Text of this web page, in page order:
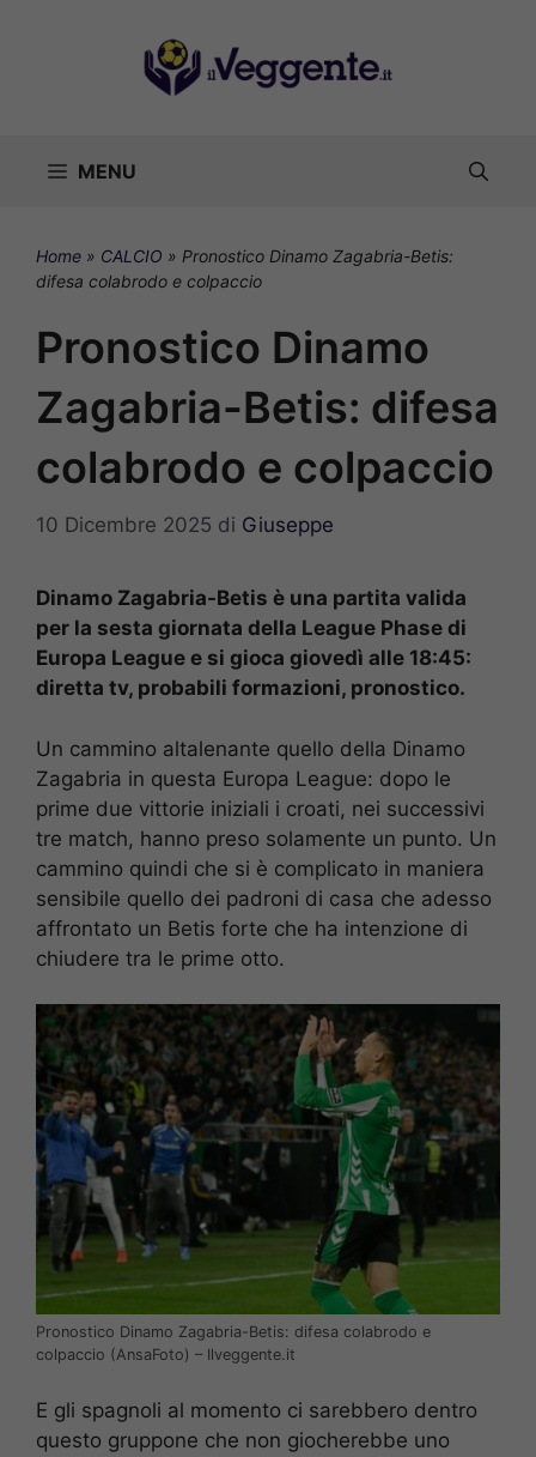
MENU
Home » CALCIO » Pronostico Dinamo Zagabria-Betis:
difesa colabrodo e colpaccio
Pronostico Dinamo
Zagabria-Betis: difesa
colabrodo e colpaccio
10 Dicembre 2025 di Giuseppe
Dinamo Zagabria-Betis è una partita valida
per la sesta giornata della League Phase di
Europa League e si gioca giovedì alle 18:45:
diretta tv, probabili formazioni, pronostico.
Un cammino altalenante quello della Dinamo
Zagabria in questa Europa League: dopo le
prime due vittorie iniziali i croati, nei successivi
tre match, hanno preso solamente un punto. Un
cammino quindi che si è complicato in maniera
sensibile quello dei padroni di casa che adesso
affrontato un Betis forte che ha intenzione di
chiudere tra le prime otto.
Pronostico Dinamo Zagabria-Betis: difesa colabrodo e
colpaccio (AnsaFoto) – Ilveggente.it
E gli spagnoli al momento ci sarebbero dentro
questo gruppone che non giocherebbe uno